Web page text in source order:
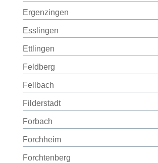
Ergenzingen
Esslingen
Ettlingen
Feldberg
Fellbach
Filderstadt
Forbach
Forchheim
Forchtenberg